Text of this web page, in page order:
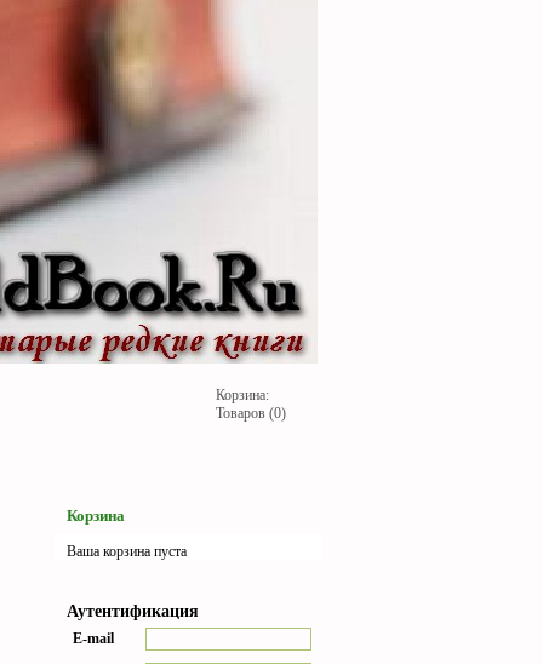
Корзина:
Товаров (0)
Корзина
Ваша корзина пуста
Аутентификация
E-mail